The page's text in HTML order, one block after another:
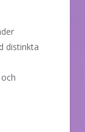
distinkta